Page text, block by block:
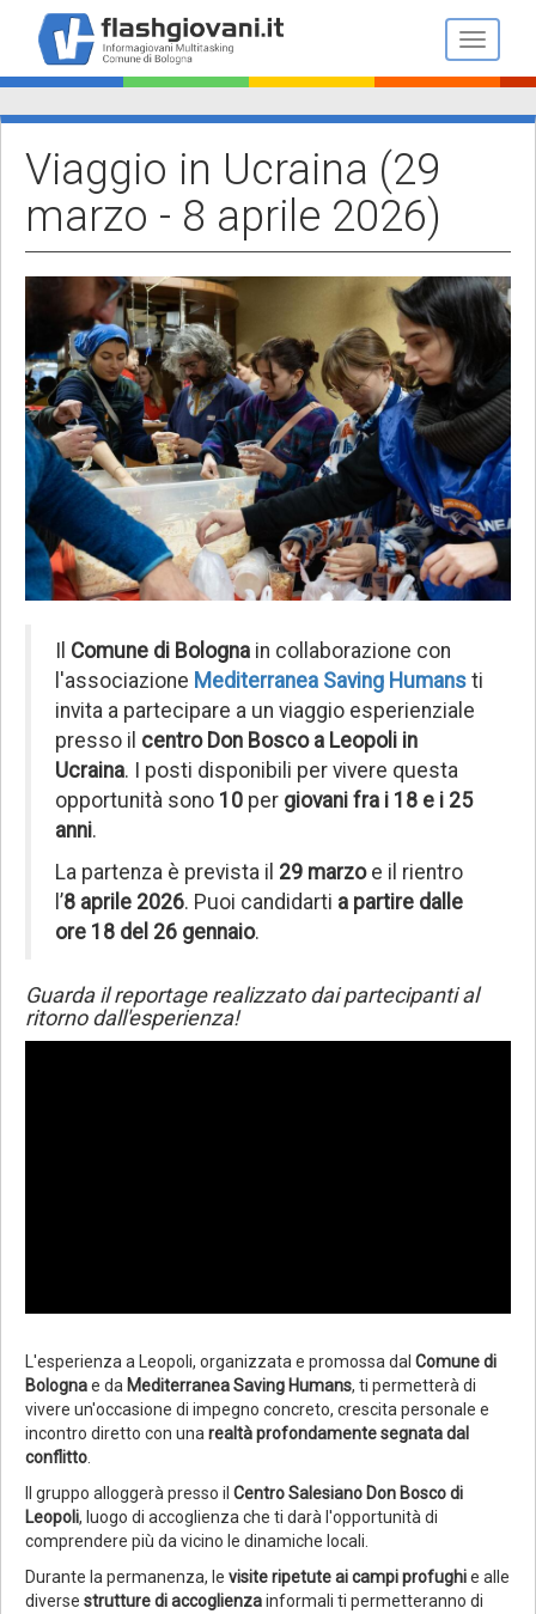
contenuto
principale
Toggle
Viaggio in Ucraina (29
marzo - 8 aprile 2026)
Comune di Bologna in collaborazione con
l'associazione Mediterranea Saving Humans ti
invita a partecipare a un viaggio esperienziale
presso il centro Don Bosco a Leopoli in
Ucraina. I posti disponibili per vivere questa
opportunità sono 10 per giovani fra i 18 e i 25
anni.
La partenza è prevista il 29 marzoe il rientro
l’8 aprile 2026. Puoi candidarti a partire dalle
ore 18 del 26 gennaio.
Guarda il reportage realizzato dai partecipanti al
ritorno dall'esperienza!
L'esperienza a Leopoli, organizzata e promossa dal Comune di
Bolognae da Mediterranea Saving Humans, ti permetterà di
vivere un'occasione di impegno concreto, crescita personale e
incontro diretto con unarealtà profondamente segnata dal
conflitto.
Il gruppo alloggerà presso il Centro Salesiano Don Bosco di
Leopoli, luogo di accoglienza che ti darà l'opportunità di
comprendere più da vicino le dinamiche locali.
Durante la permanenza, le visite ripetute ai campi profughie alle
diverse strutture di accoglienzainformali ti permetteranno di